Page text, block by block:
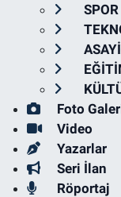
SPOR
Foto
Video
Yazarlar
Seri İlan
Röportaj